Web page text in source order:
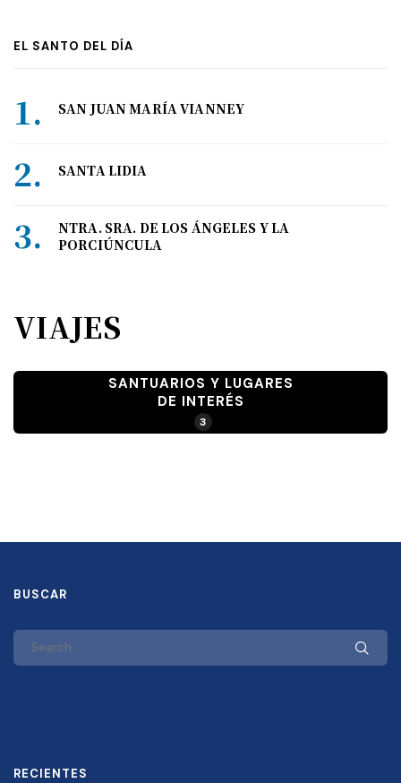
EL SANTO DEL DÍA
SAN JUAN MARÍA VIANNEY
SANTA LIDIA
NTRA. SRA. DE LOS ÁNGELES Y LA
PORCIÚNCULA
VIAJES
SANTUARIOS Y LUGARES
DE INTERÉS
3
BUSCAR
RECIENTES